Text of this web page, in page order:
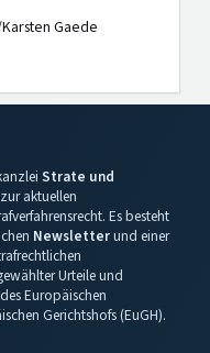
Gaede
Strate und
aktuellen
Es besteht
Newsletterund einer
Urteile und
Europäischen
Gerichtshofs (EuGH).